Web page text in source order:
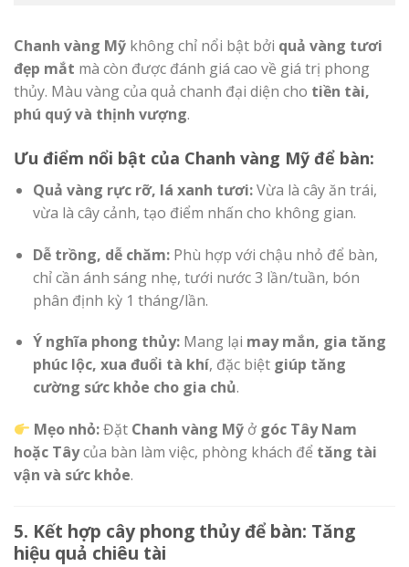
Chanh vàng Mỹ không chỉ nổi bật bởi quả vàng tươi
đẹp mắt mà còn được đánh giá cao về giá trị phong
thủy. Màu vàng của quả chanh đại diện cho tiền tài,
phú quý và thịnh vượng.
Ưu điểm nổi bật của Chanh vàng Mỹ để bàn:
Quả vàng rực rỡ, lá xanh tươi:Vừa là cây ăn trái,
vừa là cây cảnh, tạo điểm nhấn cho không gian.
Dễ trồng, dễ chăm:Phù hợp với chậu nhỏ để bàn,
chỉ cần ánh sáng nhẹ, tưới nước 3 lần/tuần, bón
phân định kỳ 1 tháng/lần.
Ý nghĩa phong thủy:Mang lại may mắn, gia tăng
phúc lộc, xua đuổi tà khí, đặc biệt giúp tăng
cường sức khỏe cho gia chủ.
Mẹo nhỏ:Đặt Chanh vàng Mỹ ở góc Tây Nam
hoặc Tâycủa bàn làm việc, phòng khách để tăng tài
vận và sức khỏe.
5. Kết hợp cây phong thủy để bàn: Tăng
hiệu quả chiêu tài